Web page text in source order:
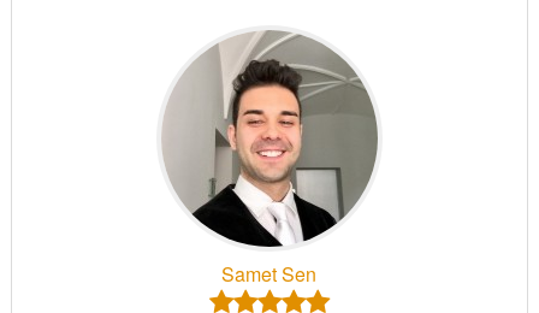
Samet Sen